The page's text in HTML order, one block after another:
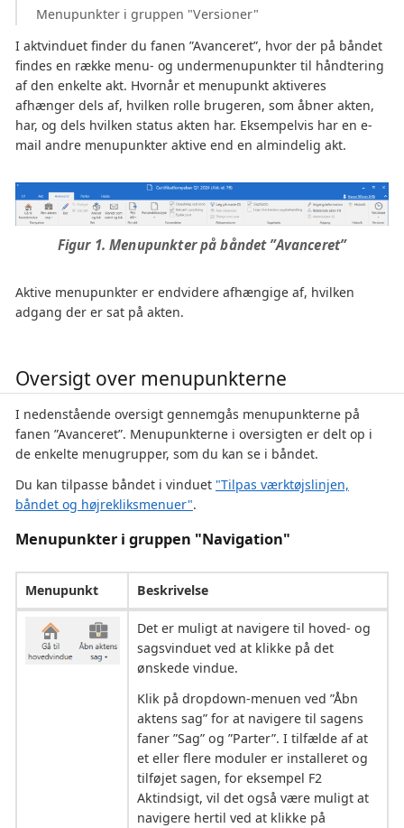
Menupunkter i gruppen "Versioner"
I aktvinduet finder du fanen ”Avanceret”, hvor der på båndet
findes en række menu- og undermenupunkter til håndtering
af den enkelte akt. Hvornår et menupunkt aktiveres
afhænger dels af, hvilken rolle brugeren, som åbner akten,
har, og dels hvilken status akten har. Eksempelvis har en e-
mail andre menupunkter aktive end en almindelig akt.
Figur 1. Menupunkter på båndet ”Avanceret”
Aktive menupunkter er endvidere afhængige af, hvilken
adgang der er sat på akten.
Oversigt over menupunkterne
I nedenstående oversigt gennemgås menupunkterne på
fanen ”Avanceret”. Menupunkterne i oversigten er delt op i
de enkelte menugrupper, som du kan se i båndet.
Du kan tilpasse båndet i vinduet "Tilpas værktøjslinjen,
båndet og højrekliksmenuer".
Menupunkter i gruppen "Navigation"
Menupunkt Beskrivelse
Det er muligt at navigere til hoved- og
sagsvinduet ved at klikke på det
ønskede vindue.
Klik på dropdown-menuen ved ”Åbn
aktens sag” for at navigere til sagens
faner ”Sag” og ”Parter”. I tilfælde af at
et eller flere moduler er installeret og
tilføjet sagen, for eksempel F2
Aktindsigt, vil det også være muligt at
navigere hertil ved at klikke på